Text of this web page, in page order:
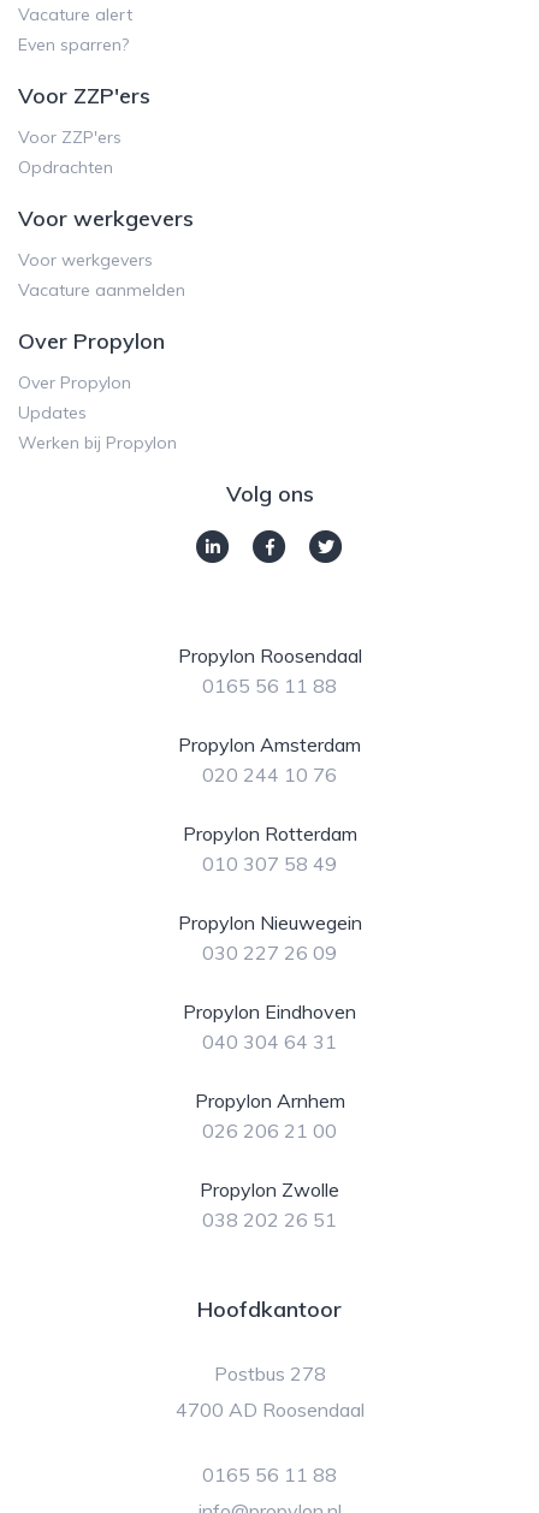
Vacature alert
Even sparren?
Voor ZZP'ers
Voor ZZP'ers
Opdrachten
Voor werkgevers
Voor werkgevers
Vacature aanmelden
Over Propylon
Over Propylon
Updates
Werken bij Propylon
Volg ons
Propylon Roosendaal
0165 56 11 88
Propylon Amsterdam
020 244 10 76
Propylon Rotterdam
010 307 58 49
Propylon Nieuwegein
030 227 26 09
Propylon Eindhoven
040 304 64 31
Propylon Arnhem
026 206 21 00
Propylon Zwolle
038 202 26 51
Hoofdkantoor
Postbus 278
4700 AD Roosendaal
0165 56 11 88